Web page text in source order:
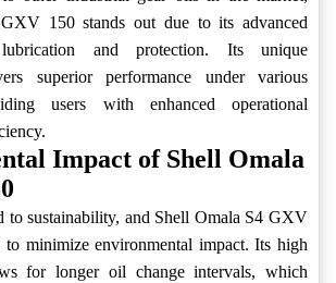
150 stands out due to its advanced
and protection. Its unique
superior performance under various
users with enhanced operational
Impact of Shell Omala
to sustainability, and Shell Omala S4 GXV
to minimize environmental impact. Its high
for longer oil change intervals, which